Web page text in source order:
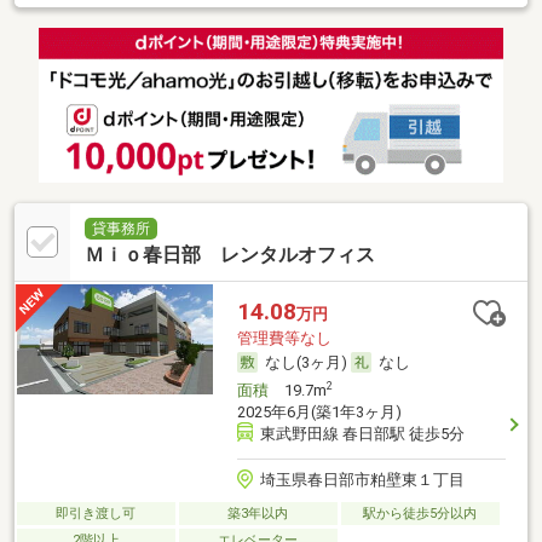
貸事務所
Ｍｉｏ春日部 レンタルオフィス
14.08万円
管理費等なし
なし(3ヶ月)
なし
面積19.7m2
2025年6月(築1年3ヶ月)
東武野田線 春日部駅 徒歩5分
埼玉県春日部市粕壁東１丁目
即引き渡し可 築3年以内
駅から徒歩5分以内